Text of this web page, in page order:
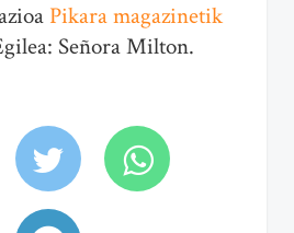
Pikara magazinetik
Señora Milton.